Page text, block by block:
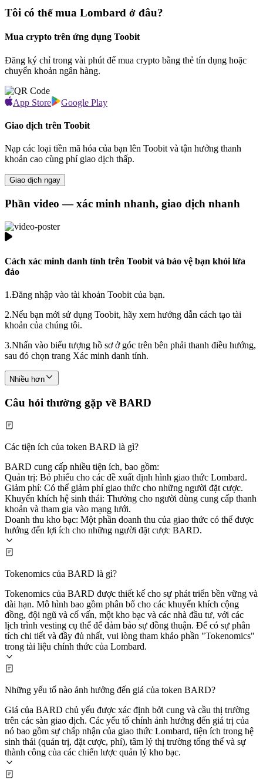
Tôi có thể mua Lombard ở đâu?
Mua crypto trên ứng dụng Toobit
Đăng ký chỉ trong vài phút để mua crypto bằng thẻ tín dụng hoặc
chuyển khoản ngân hàng.
App Store Google Play
Giao dịch trên Toobit
Nạp các loại tiền mã hóa của bạn lên Toobit và tận hưởng thanh
khoản cao cùng phí giao dịch thấp.
Giao dịch ngay
Phần video — xác minh nhanh, giao dịch nhanh
Cách xác minh danh tính trên Toobit và bảo vệ bạn khỏi lừa
đảo
1.Đăng nhập vào tài khoản Toobit của bạn.
2.Nếu bạn mới sử dụng Toobit, hãy xem hướng dẫn cách tạo tài
khoản của chúng tôi.
3.Nhấn vào biểu tượng hồ sơ ở góc trên bên phải thanh điều hướng,
sau đó chọn trang Xác minh danh tính.
Nhiều hơn
Câu hỏi thường gặp về BARD
Các tiện ích của token BARD là gì?
BARD cung cấp nhiều tiện ích, bao gồm:
Quản trị: Bỏ phiếu cho các đề xuất định hình giao thức Lombard.
Giảm phí: Có thể giảm phí giao thức cho những người đặt cược.
Khuyến khích hệ sinh thái: Thưởng cho người dùng cung cấp thanh
khoản và tham gia vào mạng lưới.
Doanh thu kho bạc: Một phần doanh thu của giao thức có thể được
hướng đến lợi ích cho những người đặt cược BARD.
Tokenomics của BARD là gì?
Tokenomics của BARD được thiết kế cho sự phát triển bền vững và
dài hạn. Mô hình bao gồm phân bổ cho các khuyến khích cộng
đồng, đội ngũ và cố vấn, một kho bạc và các nhà đầu tư, với các
lịch trình vesting cụ thể để đảm bảo sự đồng thuận. Để có sự phân
tích chi tiết và đầy đủ nhất, vui lòng tham khảo phần "Tokenomics"
trong tài liệu chính thức của Lombard.
Những yếu tố nào ảnh hưởng đến giá của token BARD?
Giá của BARD chủ yếu được xác định bởi cung và cầu thị trường
trên các sàn giao dịch. Các yếu tố chính ảnh hưởng đến giá trị của
nó bao gồm sự chấp nhận của giao thức Lombard, tiện ích trong hệ
sinh thái (quản trị, đặt cược, phí), tâm lý thị trường tổng thể và sự
thành công của các chiến lược quản lý kho bạc.